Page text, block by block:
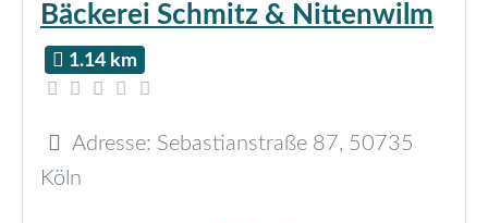
Bäckerei Schmitz & Nittenwilm
1.14 km
Adresse: Sebastianstraße 87, 50735
Köln